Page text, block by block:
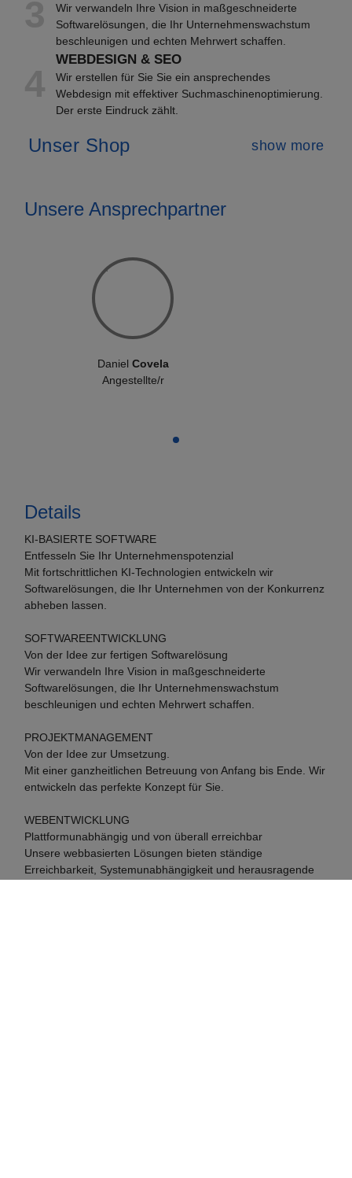
Wir verwandeln Ihre Vision in maßgeschneiderte
Softwarelösungen, die Ihr Unternehmenswachstum
beschleunigen und echten Mehrwert schaffen.
WEBDESIGN & SEO
Wir erstellen für Sie Sie ein ansprechendes
Webdesign mit effektiver Suchmaschinenoptimierung.
Der erste Eindruck zählt.
Unser Shop show more
Unsere Ansprechpartner
Daniel Covela
Angestellte/r
Details
KI-BASIERTE SOFTWARE
Entfesseln Sie Ihr Unternehmenspotenzial
Mit fortschrittlichen KI-Technologien entwickeln wir
Softwarelösungen, die Ihr Unternehmen von der Konkurrenz
abheben lassen.
SOFTWAREENTWICKLUNG
Von der Idee zur fertigen Softwarelösung
Wir verwandeln Ihre Vision in maßgeschneiderte
Softwarelösungen, die Ihr Unternehmenswachstum
beschleunigen und echten Mehrwert schaffen.
PROJEKTMANAGEMENT
Von der Idee zur Umsetzung.
Mit einer ganzheitlichen Betreuung von Anfang bis Ende. Wir
entwickeln das perfekte Konzept für Sie.
WEBENTWICKLUNG
Plattformunabhängig und von überall erreichbar
Unsere webbasierten Lösungen bieten ständige
Erreichbarkeit, Systemunabhängigkeit und herausragende